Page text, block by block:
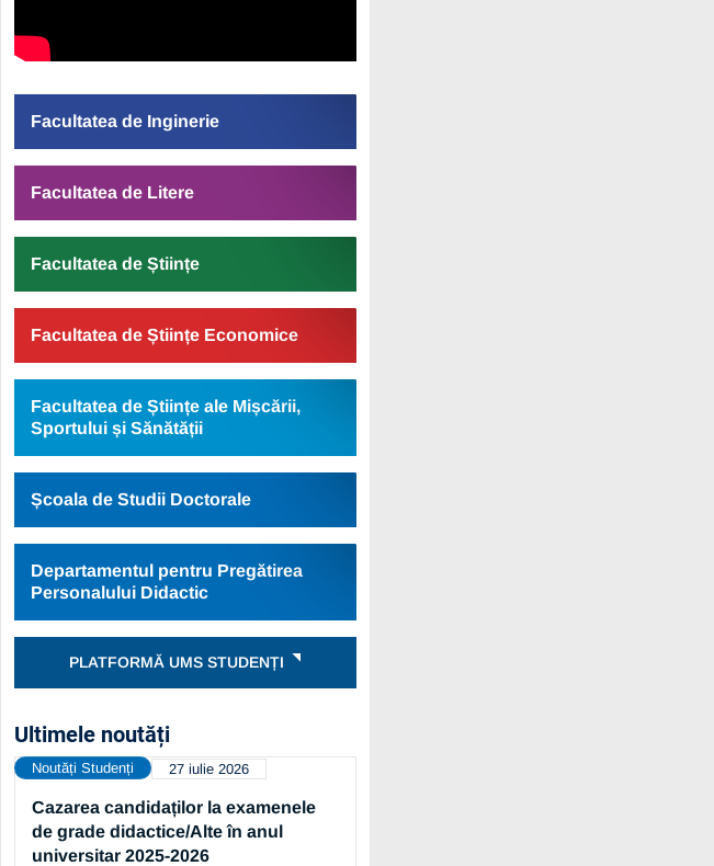
Facultatea de Inginerie
Facultatea de Litere
Facultatea de Științe
Facultatea de Științe Economice
Facultatea de Științe ale Mișcării,
Sportului și Sănătății
Școala de Studii Doctorale
Departamentul pentru Pregătirea
Personalului Didactic
PLATFORMĂ UMS STUDENȚI
Ultimele noutăți
Cazarea candidaților la examenele
de grade didactice/Alte în anul
universitar 2025-2026
Noutăți Studenți 27 iulie 2026